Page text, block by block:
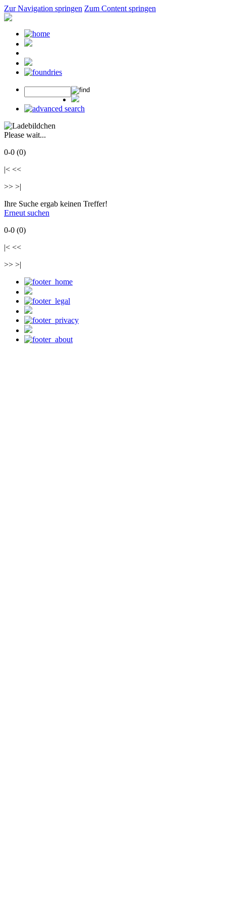
Zur Navigation springen Zum Content springen
Please wait...
0-0 (0)
|< <<
>> >|
Ihre Suche ergab keinen Treffer!
Erneut suchen
0-0 (0)
|< <<
>> >|